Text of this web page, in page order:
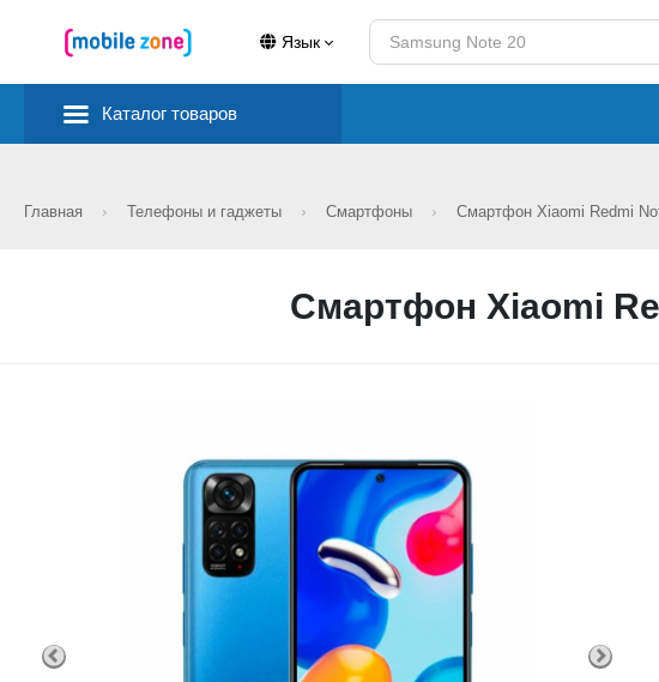
Язык
Каталог товаров
Главная Телефоны и гаджеты Смартфоны Смартфон Xiaomi Redmi
Смартфон Xiaomi